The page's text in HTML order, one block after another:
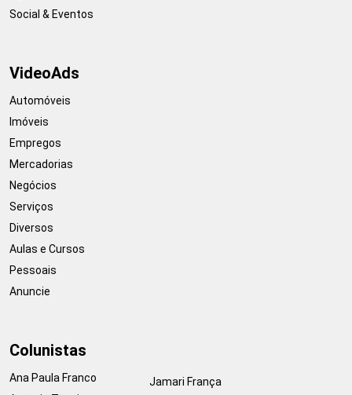
Social & Eventos
VideoAds
Automóveis
Imóveis
Empregos
Mercadorias
Negócios
Serviços
Diversos
Aulas e Cursos
Pessoais
Anuncie
Colunistas
Ana Paula Franco
Jamari França